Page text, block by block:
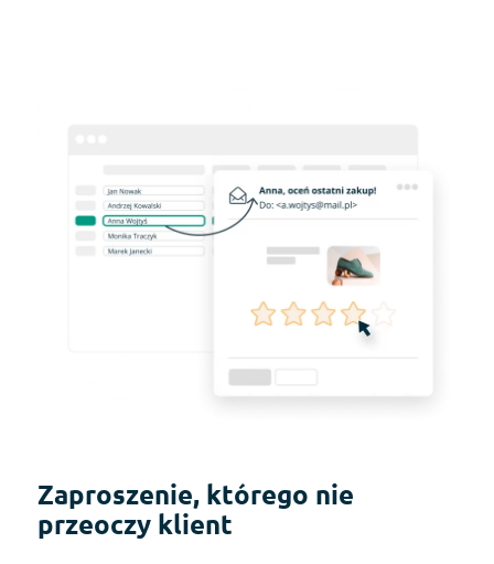
Zaproszenie, którego nie
przeoczy klient